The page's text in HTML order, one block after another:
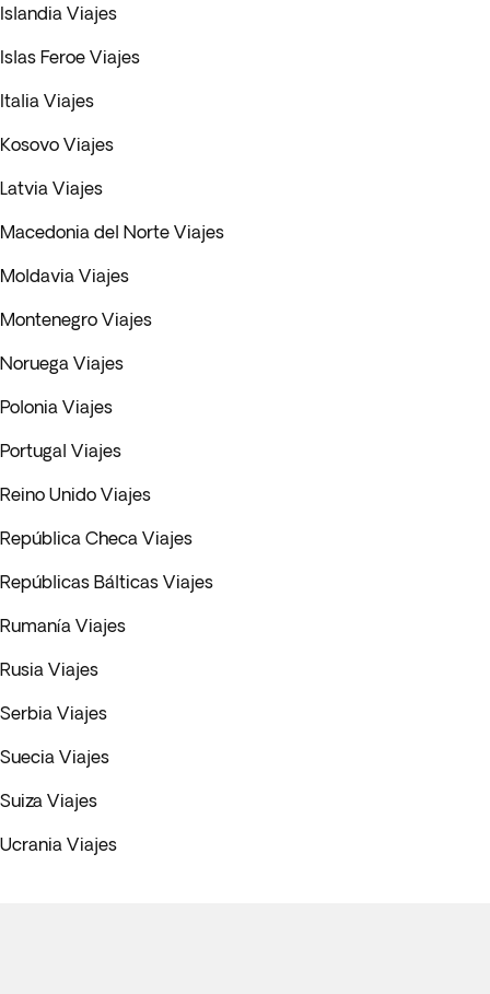
Islandia Viajes
Islas Feroe Viajes
Italia Viajes
Kosovo Viajes
Latvia Viajes
Macedonia del Norte Viajes
Moldavia Viajes
Montenegro Viajes
Noruega Viajes
Polonia Viajes
Portugal Viajes
Reino Unido Viajes
República Checa Viajes
Repúblicas Bálticas Viajes
Rumanía Viajes
Rusia Viajes
Serbia Viajes
Suecia Viajes
Suiza Viajes
Ucrania Viajes